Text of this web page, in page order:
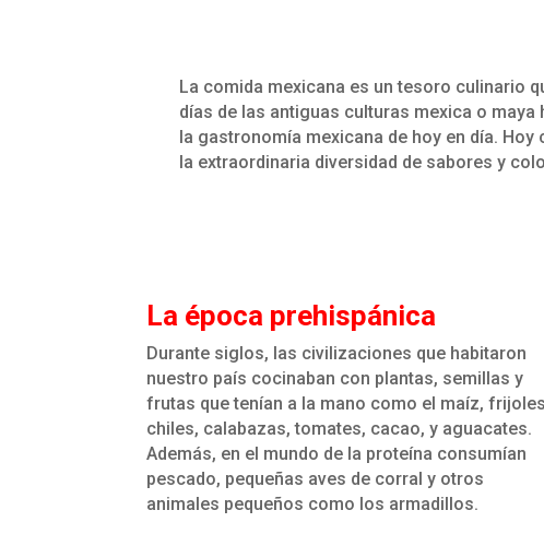
La comida mexicana es un tesoro culinario
días de las antiguas culturas mexica o
la gastronomía mexicana de hoy en día.
la extraordinaria diversidad de sabores y
La época prehispánica
Durante siglos, las civilizaciones que habitaron
nuestro país cocinaban con plantas, semillas y
frutas que tenían a la mano como el maíz,
chiles, calabazas, tomates, cacao, y aguacates.
Además, en el mundo de la proteína consumían
pescado, pequeñas aves de corral y otros
animales pequeños como los armadillos.